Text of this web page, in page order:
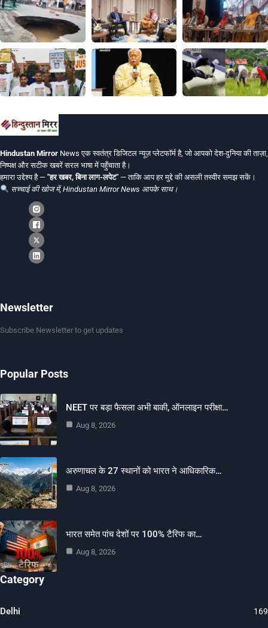
Hindustan Mirror News एक स्वतंत्र डिजिटल न्यूज़ प्लेटफॉर्म है, जो आपको देश-दुनिया की ताज़ा,
निष्पक्ष और सटीक खबरें सरल भाषा में पहुँचाता है।
हमारा उद्देश्य है — "हर खबर, बिना लाग-लपेट" — ताकि आप हर मुद्दे की असली तस्वीर समझ सकें।
सच्चाई की खोज में, Hindustan Mirror News आपके साथ।
Newsletter
Subscribe Newsletter to get updates
Popular Posts
NEET पर बड़ा फैसला अभी बाकी, ऑनलाइन परीक्षा…
Aug 8, 2026
अरुणाचल के 27 स्थानों को भारत ने आधिकारिक…
Aug 8, 2026
भारत समेत पांच देशों पर 100% टैरिफ का…
Aug 8, 2026
Category
Delhi